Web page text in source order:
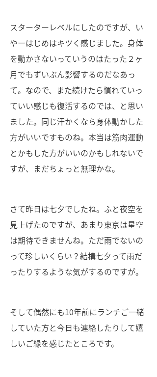
スターターレベルにしたのですが、い
やーはじめはキツく感じました。身体
を動かさないっていうのはたった２ヶ
月でもずいぶん影響するのだなあっ
て。なので、また続けたら慣れていっ
ていい感じも復活するのでは、と思い
ました。同じ汗かくなら身体動かした
方がいいですものね。本当は筋肉運動
とかもした方がいいのかもしれないで
すが、まだちょっと無理かな。
さて昨日は七夕でしたね。ふと夜空を
見上げたのですが、あまり東京は星空
は期待できませんね。ただ雨でないの
って珍しいくらい？結構七夕って雨だ
ったりするような気がするのですが。
そして偶然にも10年前にランチご一緒
していた方と今日も連絡したりして嬉
しいご縁を感じたところです。